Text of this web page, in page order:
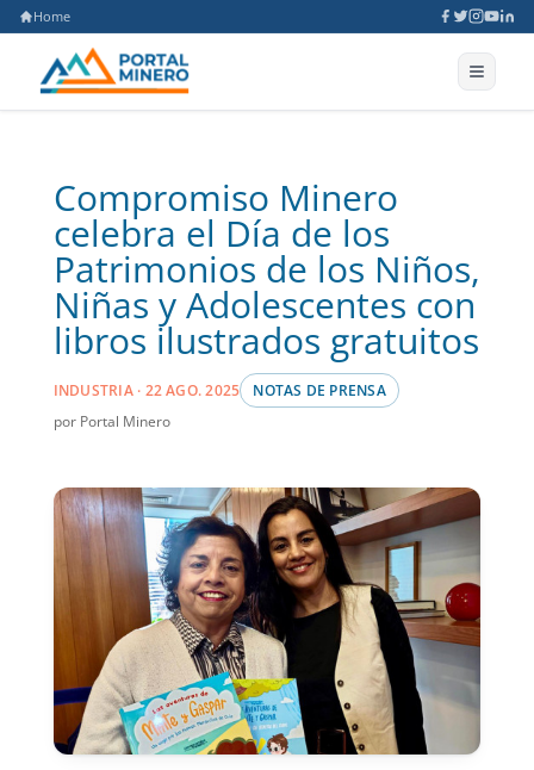
Home
Compromiso Minero
celebra el Día de los
Patrimonios de los Niños,
Niñas y Adolescentes con
libros ilustrados gratuitos
INDUSTRIA · 22 AGO. 2025 NOTAS DE PRENSA
por Portal Minero